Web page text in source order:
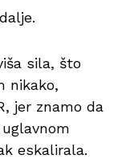
sila, što
nikako,
jer znamo da
eskalirala.